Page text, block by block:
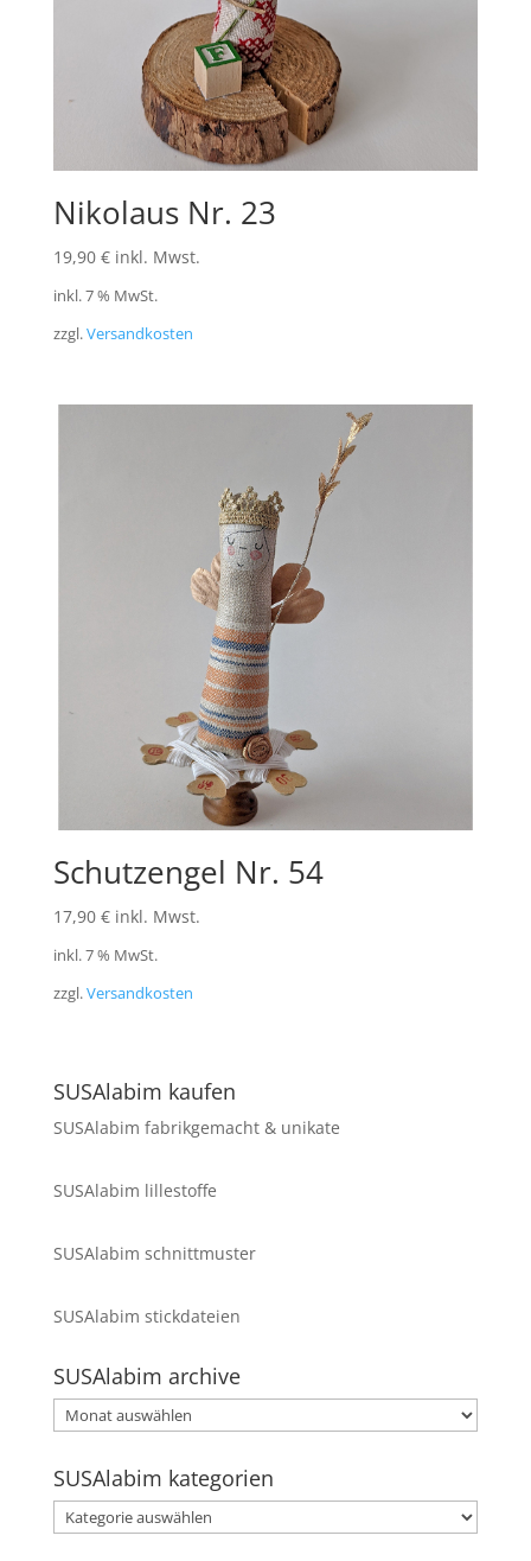
Nikolaus Nr. 23
19,90 € inkl. Mwst.
inkl. 7 % MwSt.
zzgl.Versandkosten
Schutzengel Nr. 54
17,90 € inkl. Mwst.
inkl. 7 % MwSt.
zzgl.Versandkosten
SUSAlabim kaufen
SUSAlabim fabrikgemacht & unikate
SUSAlabim lillestoffe
SUSAlabim schnittmuster
SUSAlabim stickdateien
SUSAlabim archive
SUSAlabim
archive
SUSAlabim kategorien
SUSAlabim
kategorien